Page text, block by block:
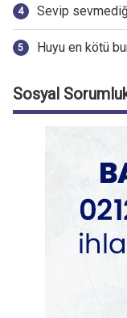
Sevip
Huyu en kötü
Sosyal